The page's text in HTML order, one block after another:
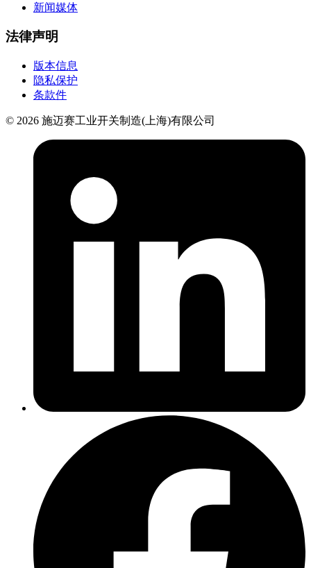
新闻媒体
法律声明
版本信息
隐私保护
条款件
© 2026 施迈赛工业开关制造(上海)有限公司